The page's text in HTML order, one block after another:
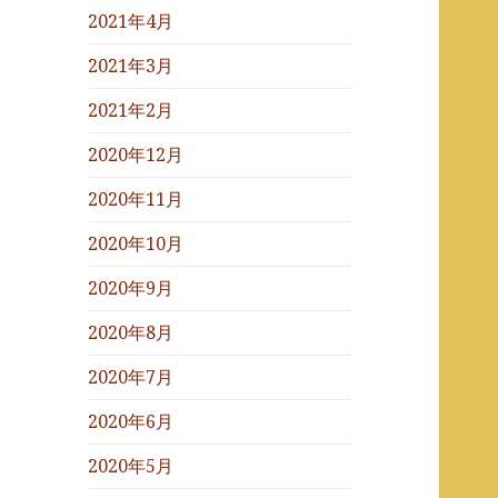
2021年4月
2021年3月
2021年2月
2020年12月
2020年11月
2020年10月
2020年9月
2020年8月
2020年7月
2020年6月
2020年5月